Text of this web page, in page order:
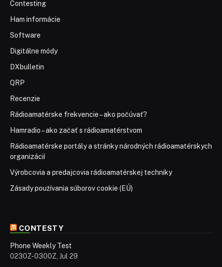
Contesting
Ham informácie
Software
Digitálne módy
DXbulletin
QRP
Recenzie
Rádioamatérske frekvencie – ako počúvať?
Hamradio – ako začať s rádioamatérstvom
Rádioamatérske portály a stránky národných rádioamatérskych
organizácií
Výrobcovia a predajcovia rádioamatérskej techniky
Zásady používania súborov cookie (EÚ)
CONTESTY
Phone Weekly Test
0230Z-0300Z, Jul 29